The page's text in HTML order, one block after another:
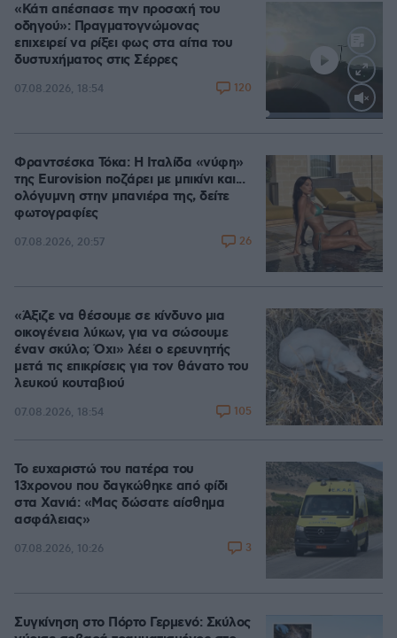
Loaded:
«Κάτι απέσπασε την προσοχή του
οδηγού»: Πραγματογνώμονας
επιχειρεί να ρίξει φως στα αίτια του
δυστυχήματος στις Σέρρες
07.08.2026, 18:54 120
Φραντσέσκα Τόκα: Η Ιταλίδα «νύφη»
της Eurovision ποζάρει με μπικίνι και...
ολόγυμνη στην μπανιέρα της, δείτε
φωτογραφίες
07.08.2026, 20:57 26
«Άξιζε να θέσουμε σε κίνδυνο μια
οικογένεια λύκων, για να σώσουμε
έναν σκύλο; Όχι» λέει ο ερευνητής
μετά τις επικρίσεις για τον θάνατο του
λευκού κουταβιού
07.08.2026, 18:54 105
Το ευχαριστώ του πατέρα του
13χρονου που δαγκώθηκε από φίδι
στα Χανιά: «Μας δώσατε αίσθημα
ασφάλειας»
07.08.2026, 10:26 3
Συγκίνηση στο Πόρτο Γερμενό: Σκύλος